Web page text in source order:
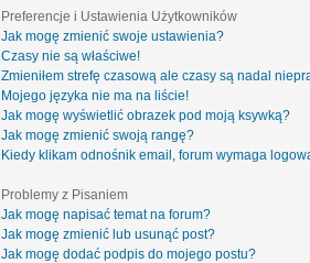
Preferencje i Ustawienia Użytkowników
Jak mogę zmienić swoje ustawienia?
Czasy nie są właściwe!
Zmieniłem strefę czasową ale czasy są nadal
Mojego języka nie ma na liście!
Jak mogę wyświetlić obrazek pod moją ksywką?
Jak mogę zmienić swoją rangę?
Kiedy klikam odnośnik email, forum wymaga
Problemy z Pisaniem
Jak mogę napisać temat na forum?
Jak mogę zmienić lub usunąć post?
Jak mogę dodać podpis do mojego postu?